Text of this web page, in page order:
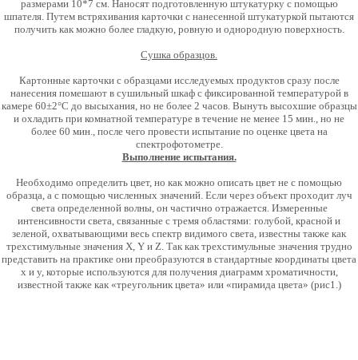
размерами 10*7 см. Наносят подготовленную штукатурку с помощью
шпателя. Путем встряхивания карточки с нанесенной штукатуркой пытаются
получить как можно более гладкую, ровную и однородную поверхность.
Сушка образцов.
Картонные карточки с образцами исследуемых продуктов сразу после
нанесения помешают в сушильный шкаф с фиксированной температурой в
камере 60±2°С до высыхания, но не более 2 часов. Вынуть высохшие образцы
и охладить при комнатной температуре в течение не менее 15 мин., но не
более 60 мин., после чего провести испытание по оценке цвета на
спектрофотометре.
Выполнение испытания.
Необходимо определить цвет, но как можно описать цвет не с помощью
образца, а с помощью численных значений. Если через объект проходит луч
света определенной волны, он частично отражается. Измеренные
интенсивности света, связанные с тремя областями: голубой, красной и
зеленой, охватывающими весь спектр видимого света, известны также как
трехстимульные значения X, Y и Z. Так как трехстимульные значения трудно
представить на практике они преобразуются в стандартные координаты цвета
х и у, которые используются для получения диаграмм хроматичности,
известной также как «треугольник цвета» или «пирамида цвета» (рис1.)